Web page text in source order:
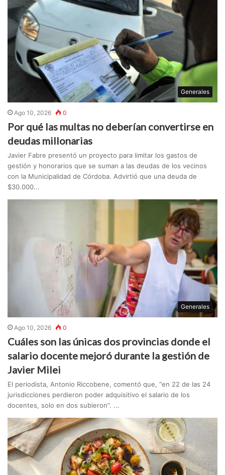
Generales
Ago 10, 2026 0
Por qué las multas no deberían convertirse en
deudas millonarias
Javier Fabre presentó un proyecto para limitar los gastos de
gestión y honorarios que se suman a las deudas de los vecinos
con la Municipalidad de Córdoba. Advirtió que una deuda de
$30.000...
Generales
Ago 10, 2026 0
Cuáles son las únicas dos provincias donde el
salario docente mejoró durante la gestión de
Javier Milei
El periodista, Antonio Riccobene, comentó que, “en 22 de las 24
jurisdicciones perdieron poder adquisitivo el salario de los
docentes, solo en dos subieron”. ...